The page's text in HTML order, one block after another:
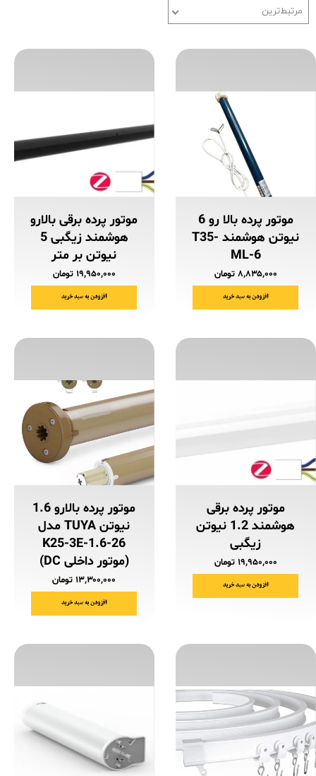
مرتبط‌ترین
موتور پرده بالا رو 6
نیوتن هوشمند T35-
ML-6
۸,۸۳۵,۰۰۰ تومان
افزودن به سبد خرید
موتور پرده برقی بالارو
هوشمند زیگبی 5
نیوتن بر متر
۱۹,۹۵۰,۰۰۰ تومان
افزودن به سبد خرید
موتور پرده برقی
هوشمند 1.2 نیوتن
زیگبی
۱۹,۹۵۰,۰۰۰ تومان
افزودن به سبد خرید
موتور پرده بالارو 1.6
نیوتن TUYA مدل
K25-3E-1.6-26
(موتور داخلی DC)
۱۳,۳۰۰,۰۰۰ تومان
افزودن به سبد خرید